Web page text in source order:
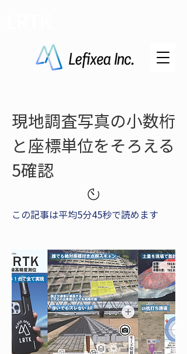
現地調査写真の小数桁
と座標単位をそろえる
5確認
この記事は平均5分45秒で読めます